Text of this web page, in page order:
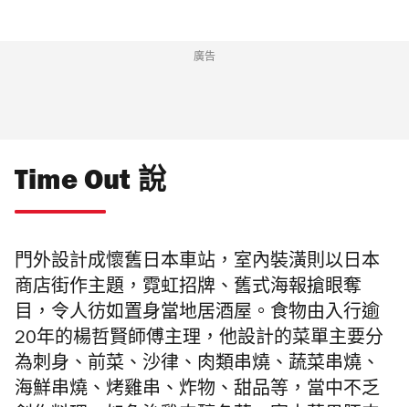
廣告
Time Out 說
門外設計成懷舊日本車站，室內裝潢則以日本
商店街作主題， 霓虹招牌、舊式海報搶眼奪
目，令人彷如置身當地居酒屋。食物由入行逾
20年的楊哲賢師傅主理， 他設計的菜單主要分
為刺身、前菜、沙律、肉類串燒、蔬菜串燒、
海鮮串燒、烤雞串、炸物、甜品等， 當中不乏